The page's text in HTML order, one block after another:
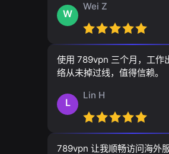
W
Wei Z
使用 789vpn 三个月，工作
络从未掉过线，值得信赖。
L
Lin H
789vpn 让我顺畅访问海外